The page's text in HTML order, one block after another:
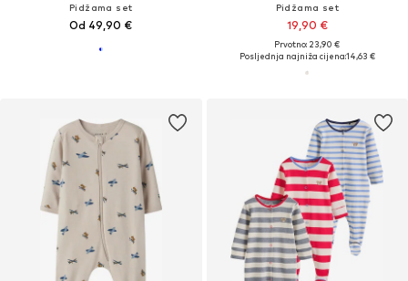
Pidžama set
Od 49,90 €
Pidžama set
19,90 €
Prvotno: 23,90 €
Posljednja najniža cijena:14,63 €